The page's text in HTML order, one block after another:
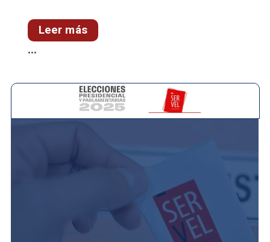
Leer más
...